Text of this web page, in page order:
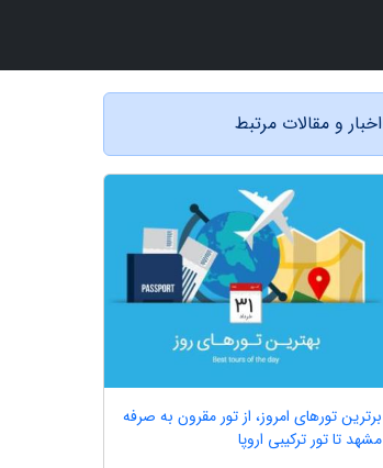
اخبار و مقالات مرتبط
برترین تورهای امروز، از تور مقرون به صرفه
مشهد تا تور ترکیبی اروپا